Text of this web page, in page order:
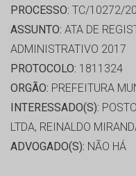
PROCESSO: TC/10272/
ASSUNTO: ATA DE
ADMINISTRATIVO 2017
PROTOCOLO: 1811324
ORGÃO: PREFEITURA
INTERESSADO(S):
LTDA, REINALDO
ADVOGADO(S): NÃO HÁ